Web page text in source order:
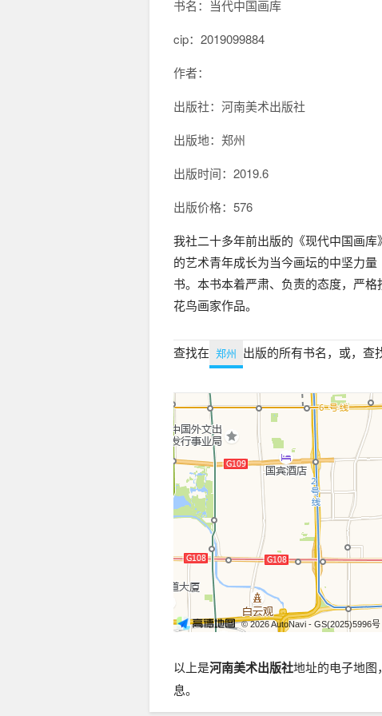
书名：当代中国画库
cip： 2019099884
作者：
出版社：河南美术出版社
出版地：郑州
出版时间：2019.6
出版价格：576
我社二十多年前出版的《现代中国画
的艺术青年成长为当今画坛的中坚力
书。本书本着严肃、负责的态度，严
花鸟画家作品。
查找在 郑州 出版的所有书名，或，查
© 2026 AutoNavi - GS(2025)5996号
以上是河南美术出版社地址的电子地图
息。